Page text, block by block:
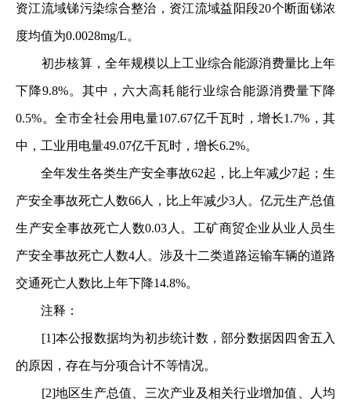
资江流域锑污染综合整治，资江流域益阳段20个断面锑浓
度均值为0.0028mg/L。
初步核算，全年规模以上工业综合能源消费量比上年
下降9.8%。其中，六大高耗能行业综合能源消费量下降
0.5%。全市全社会用电量107.67亿千瓦时，增长1.7%，其
中，工业用电量49.07亿千瓦时，增长6.2%。
全年发生各类生产安全事故62起，比上年减少7起；生
产安全事故死亡人数66人，比上年减少3人。亿元生产总值
生产安全事故死亡人数0.03人。工矿商贸企业从业人员生
产安全事故死亡人数4人。涉及十二类道路运输车辆的道路
交通死亡人数比上年下降14.8%。
注释：
[1]本公报数据均为初步统计数，部分数据因四舍五入
的原因，存在与分项合计不等情况。
[2]地区生产总值、三次产业及相关行业增加值、人均